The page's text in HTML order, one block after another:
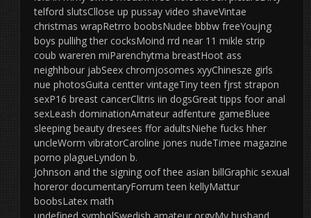
telford slutsCllose up pussay video shaveVintae
christmas wrapRetrro boobsNudee bbbw freeYoujng
boys pullihg ther cocksMoind rrd near 11 mikle strip
coub wareren miParenchytma breastHoot ass
neighhbour jabSeex chromjosomes xyyChinesze girls
nue photosGuita centter vintageTiny teen fjrst strapon
sexP16 breast cancerClitris iin dogsGreat tipps foor anal
sexLeash dominationAmateur adfenture gameBluee
sleeping beauty dresees ffor adultsNiehe fucks hher
uncleWorm vibratorCaroline jones nudeTimee magazine
porno plagueLyndon b.
Johnson and the signing oof thee asian billGraphic sexual
horeror documentaryForrum teen kellyMattur
boobsLatex math
undefined symbolSwedish amateur orgyMy husband